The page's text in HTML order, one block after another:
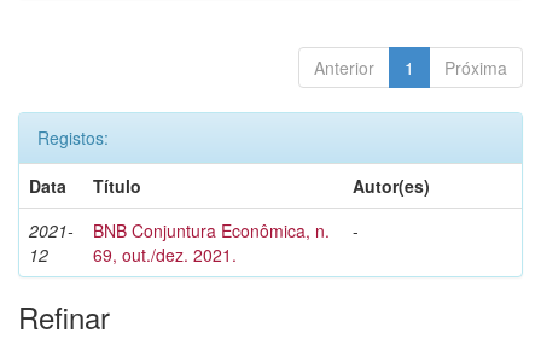
Anterior 1 Próxima
Registos:
Data
Título
Autor(es)
2021-
12
BNB Conjuntura Econômica, n.
69, out./dez. 2021.
-
Refinar